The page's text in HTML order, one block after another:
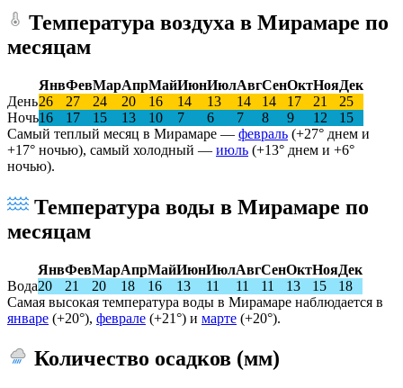
Температура воздуха в Мирамаре по
месяцам
ЯнвФевМарАпрМайИюнИюлАвгСенОктНояДек
День26 27 24 20 16 14 13 14 14 17 21
25
Ночь16 17 15 13 10 7 6 7 8 9 12
15
Самый теплый месяц в Мирамаре — февраль (+27° днем и
+17° ночью), самый холодный — июль (+13° днем и +6°
ночью).
Температура воды в Мирамаре по
месяцам
ЯнвФевМарАпрМайИюнИюлАвгСенОктНояДек
Вода20 21 20 18 16 13 11 11 11 13 15
18
Самая высокая температура воды в Мирамаре наблюдается в
январе (+20°), феврале (+21°) и марте (+20°).
Количество осадков (мм)